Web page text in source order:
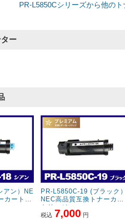
PR-L5850Cシリーズから他の
ー
アン）NE
カートリ
PR-L5850C-19 (ブラック）
NEC高品質互換トナーカー
トリッジ
税込 7,000 円